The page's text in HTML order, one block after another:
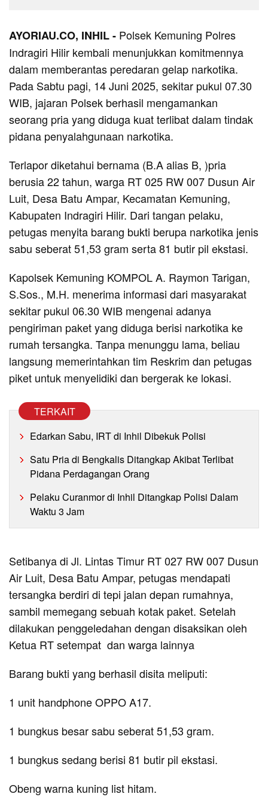
AYORIAU.CO, INHIL - Polsek Kemuning Polres
Indragiri Hilir kembali menunjukkan komitmennya
dalam memberantas peredaran gelap narkotika.
Pada Sabtu pagi, 14 Juni 2025, sekitar pukul 07.30
WIB, jajaran Polsek berhasil mengamankan
seorang pria yang diduga kuat terlibat dalam tindak
pidana penyalahgunaan narkotika.
Terlapor diketahui bernama (B.A alias B, )pria
berusia 22 tahun, warga RT 025 RW 007 Dusun Air
Luit, Desa Batu Ampar, Kecamatan Kemuning,
Kabupaten Indragiri Hilir. Dari tangan pelaku,
petugas menyita barang bukti berupa narkotika jenis
sabu seberat 51,53 gram serta 81 butir pil ekstasi.
Kapolsek Kemuning KOMPOL A. Raymon Tarigan,
S.Sos., M.H. menerima informasi dari masyarakat
sekitar pukul 06.30 WIB mengenai adanya
pengiriman paket yang diduga berisi narkotika ke
rumah tersangka. Tanpa menunggu lama, beliau
langsung memerintahkan tim Reskrim dan petugas
piket untuk menyelidiki dan bergerak ke lokasi.
TERKAIT
Edarkan Sabu, IRT di Inhil Dibekuk Polisi
Satu Pria di Bengkalis Ditangkap Akibat Terlibat
Pidana Perdagangan Orang
Pelaku Curanmor di Inhil Ditangkap Polisi Dalam
Waktu 3 Jam
Setibanya di Jl. Lintas Timur RT 027 RW 007 Dusun
Air Luit, Desa Batu Ampar, petugas mendapati
tersangka berdiri di tepi jalan depan rumahnya,
sambil memegang sebuah kotak paket. Setelah
dilakukan penggeledahan dengan disaksikan oleh
Ketua RT setempat dan warga lainnya
Barang bukti yang berhasil disita meliputi:
1 unit handphone OPPO A17.
1 bungkus besar sabu seberat 51,53 gram.
1 bungkus sedang berisi 81 butir pil ekstasi.
Obeng warna kuning list hitam.